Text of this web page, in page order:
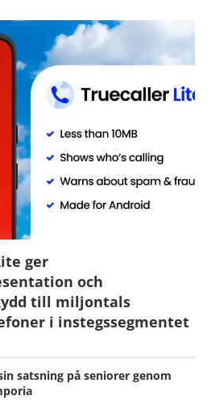
ger
och
till miljontals
i instegssegmentet
satsning på seniorer genom